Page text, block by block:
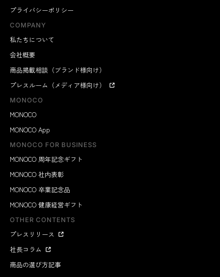
プライバシーポリシー
COMPANY
私たちについて
会社概要
商品掲載相談（ブランド様向け）
プレスルーム（メディア様向け）
MONOCO
MONOCO
MONOCO App
MONOCO FOR BUSINESS
MONOCO 周年記念ギフト
MONOCO 社内表彰
MONOCO 卒業記念品
MONOCO 健康経営ギフト
OTHER CONTENTS
プレスリリース
社長コラム
商品の選び方記事